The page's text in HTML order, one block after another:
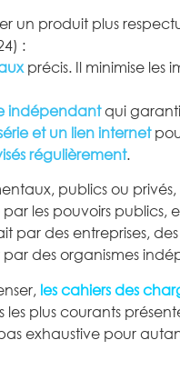
un produit plus
:
précis. Il minimise
indépendantqui
et un lien internet
régulièrement.
publics ou
les pouvoirs
par des entreprises,
des organismes
les cahiers des
les plus courants
exhaustive pour